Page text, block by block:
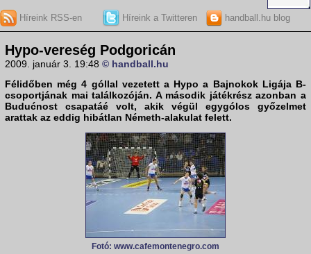
Híreink RSS-en Híreink a Twitteren handball.hu blog
Hypo-vereség Podgoricán
2009. január 3. 19:48 © handball.hu
Félidőben még 4 góllal vezetett a Hypo a Bajnokok Ligája B-
csoportjának mai találkozóján. A második játékrész azonban a
Budućnost csapatáé volt, akik végül egygólos győzelmet
arattak az eddig hibátlan Németh-alakulat felett.
Fotó: www.cafemontenegro.com